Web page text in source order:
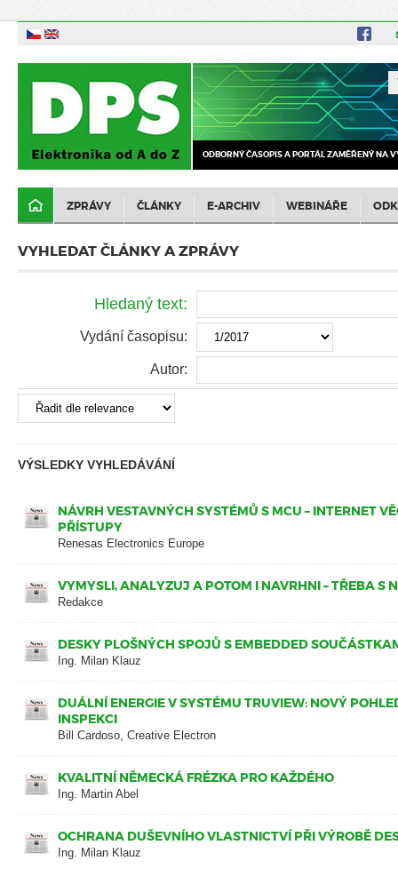
ODBORNÝ ČASOPIS A PORTÁL ZAMĚŘENÝ NA
ZPRÁVY ČLÁNKY E-ARCHIV WEBINÁŘE
VYHLEDAT ČLÁNKY A ZPRÁVY
Hledaný text:
Vydání časopisu:
Autor:
VÝSLEDKY VYHLEDÁVÁNÍ
NÁVRH VESTAVNÝCH SYSTÉMŮ S MCU – INTERNET
PŘÍSTUPY
Renesas Electronics Europe
VYMYSLI, ANALYZUJ A POTOM I NAVRHNI – TŘEBA S
Redakce
DESKY PLOŠNÝCH SPOJŮ S EMBEDDED
Ing. Milan Klauz
DUÁLNÍ ENERGIE V SYSTÉMU TRUVIEW: NOVÝ
INSPEKCI
Bill Cardoso, Creative Electron
KVALITNÍ NĚMECKÁ FRÉZKA PRO KAŽDÉHO
Ing. Martin Abel
OCHRANA DUŠEVNÍHO VLASTNICTVÍ PŘI VÝROBĚ
Ing. Milan Klauz